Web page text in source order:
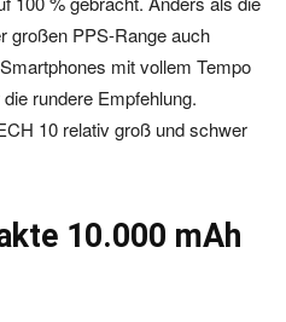
großen PPS-Range auch
mit vollem Tempo
rundere Empfehlung.
10 relativ groß und schwer
10.000 mAh